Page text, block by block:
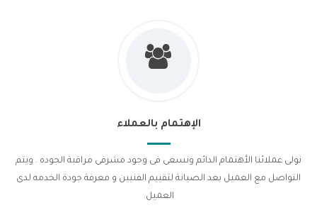
الإهتمام بالعملاء
نولى عملائنا الأهتمام الدائم ونسعى فى وجود مشرفى مراقبة الجوده . ويتم
التواصل مع العميل بعد الصيانة لتقييم الفنيين و معرفة جودة الخدمه لدى
العميل.